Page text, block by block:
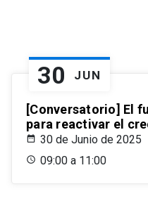
30 JUN
[Conversatorio] El
para reactivar el
30 de Junio de 2025
09:00 a 11:00